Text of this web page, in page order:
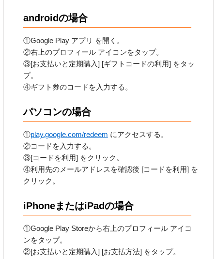
androidの場合
①Google Play アプリ を開く。
②右上のプロフィール アイコンをタップ。
③[お支払いと定期購入] [ギフトコードの利用] をタッ
プ。
④ギフト券のコードを入力する。
パソコンの場合
①play.google.com/redeem にアクセスする。
②コードを入力する。
③[コードを利用] をクリック。
④利用先のメールアドレスを確認後 [コードを利用] を
クリック。
iPhoneまたはiPadの場合
①Google Play Storeから右上のプロフィール アイコ
ンをタップ。
②[お支払いと定期購入] [お支払方法] をタップ。